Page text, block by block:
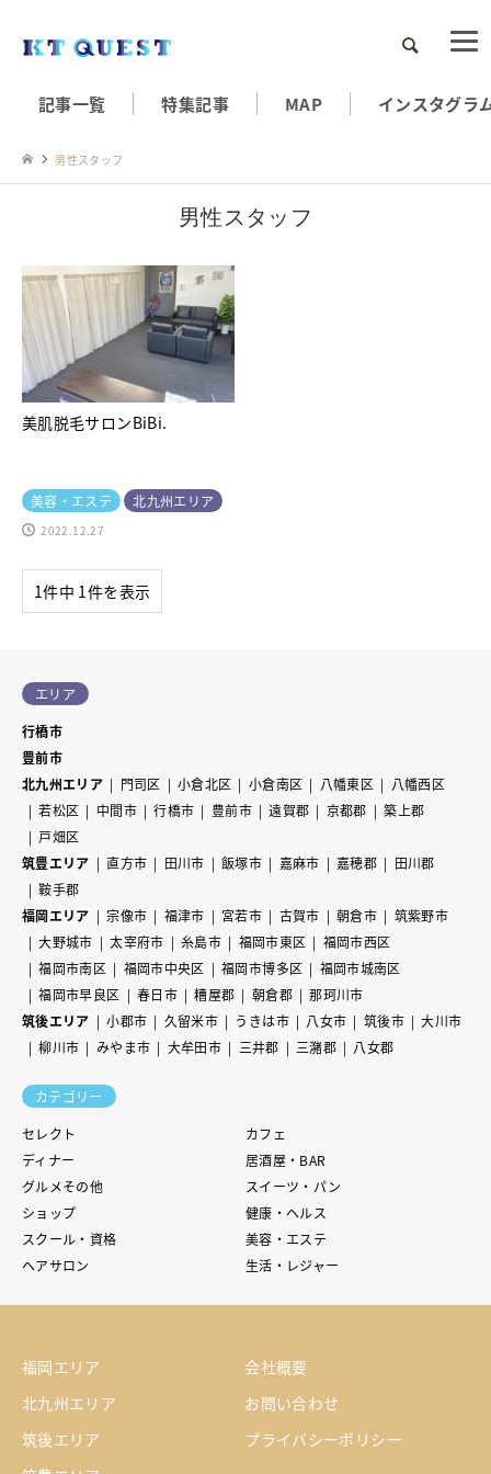
検索
記事一覧 特集記事 MAP インスタグラ
男性スタッフ
男性スタッフ
美肌脱毛サロンBiBi.
美容・エステ 北九州エリア
2022.12.27
1件中 1件を表示
エリア
行橋市
豊前市
北九州エリア
門司区 小倉北区 小倉南区 八幡東区
八幡西区
若松区
中間市 行橋市 豊前市 遠賀郡 京都郡
築上郡
戸畑区
筑豊エリア
直方市 田川市 飯塚市 嘉麻市 嘉穂郡
田川郡
鞍手郡
福岡エリア
宗像市 福津市 宮若市 古賀市 朝倉市
筑紫野市
大野城市
太宰府市 糸島市 福岡市東区
福岡市西区
福岡市南区
福岡市中央区 福岡市博多区
福岡市城南区
福岡市早良区
春日市 糟屋郡 朝倉郡
那珂川市
筑後エリア
小郡市 久留米市 うきは市 八女市 筑後市
大川市
柳川市
みやま市 大牟田市 三井郡 三潴郡 八女郡
カテゴリー
セレクト
カフェ
ディナー
居酒屋・BAR
グルメその他
スイーツ・パン
ショップ
健康・ヘルス
スクール・資格
美容・エステ
ヘアサロン
生活・レジャー
福岡エリア
北九州エリア
筑後エリア
会社概要
お問い合わせ
プライバシーポリシー